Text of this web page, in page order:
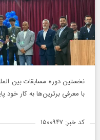
نخستین دوره مسابقات بین
با معرفی برترین‌ها به کار خود
کد خبر: ۱۵۰۰۹۴۷